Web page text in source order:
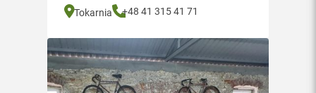
Tokarnia +48 41 315 41 71